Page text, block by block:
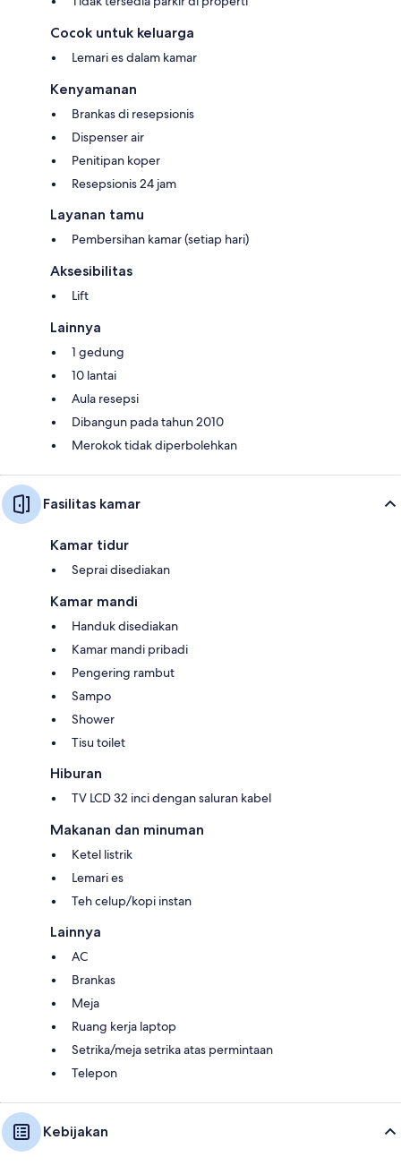
Cocok untuk keluarga
Lemari es dalam kamar
Kenyamanan
Brankas di resepsionis
Dispenser air
Penitipan koper
Resepsionis 24 jam
Layanan tamu
Pembersihan kamar (setiap hari)
Aksesibilitas
Lift
Lainnya
1 gedung
10 lantai
Aula resepsi
Dibangun pada tahun 2010
Merokok tidak diperbolehkan
Fasilitas kamar
Kamar tidur
Seprai disediakan
Kamar mandi
Handuk disediakan
Kamar mandi pribadi
Pengering rambut
Sampo
Shower
Tisu toilet
Hiburan
TV LCD 32 inci dengan saluran kabel
Makanan dan minuman
Ketel listrik
Lemari es
Teh celup/kopi instan
Lainnya
AC
Brankas
Meja
Ruang kerja laptop
Setrika/meja setrika atas permintaan
Telepon
Kebijakan